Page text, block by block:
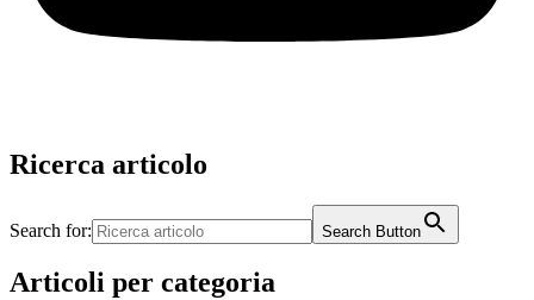
Ricerca articolo
Search for: Search Button
Articoli per categoria